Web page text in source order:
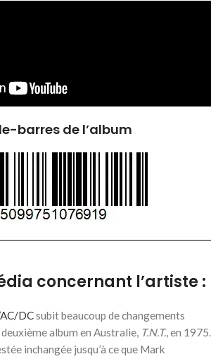
barres de l’album
concernant l’artiste :
AC/DCsubit beaucoup de changements
album en Australie, T.N.T., en 1975.
inchangée jusqu’à ce que Mark